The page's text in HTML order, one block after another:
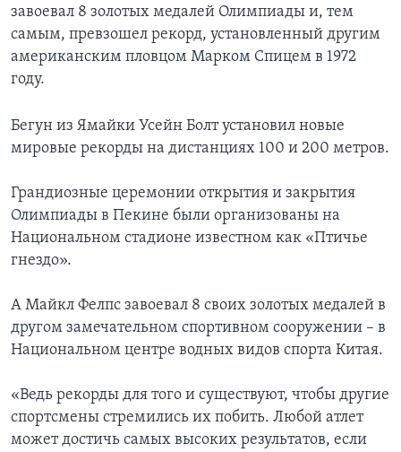
завоевал 8 золотых медалей Олимпиады и, тем
самым, превзошел рекорд, установленный другим
американским пловцом Марком Спицем в 1972
году.
Бегун из Ямайки Усейн Болт установил новые
мировые рекорды на дистанциях 100 и 200 метров.
Грандиозные церемонии открытия и закрытия
Олимпиады в Пекине были организованы на
Национальном стадионе известном как «Птичье
гнездо».
А Майкл Фелпс завоевал 8 своих золотых медалей в
другом замечательном спортивном сооружении – в
Национальном центре водных видов спорта Китая.
«Ведь рекорды для того и существуют, чтобы другие
спортсмены стремились их побить. Любой атлет
может достичь самых высоких результатов, если